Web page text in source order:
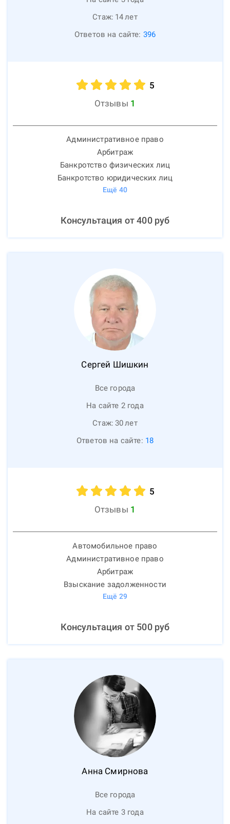
Стаж: 14лет
Ответов на сайте: 396
5
Отзывы 1
Административное право
Арбитраж
Банкротство физических лиц
Банкротство юридических лиц
Ещё 40
Консультация от400руб
Сергей Шишкин
Все города
На сайте 2 года
Стаж: 30лет
Ответов на сайте: 18
5
Отзывы 1
Автомобильное право
Административное право
Арбитраж
Взыскание задолженности
Ещё 29
Консультация от 500руб
Анна Смирнова
Все города
На сайте 3 года